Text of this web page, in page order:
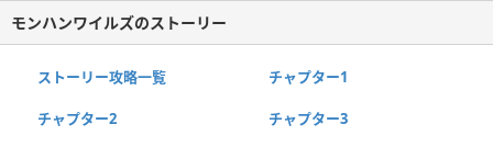
モンハンワイルズのストーリー
ストーリー攻略一覧 チャプター1
チャプター2 チャプター3